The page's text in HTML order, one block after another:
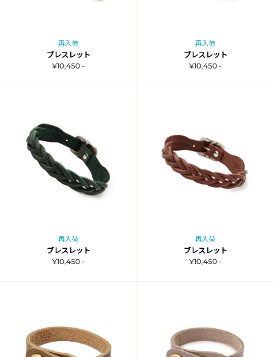
再入荷
ブレスレット
¥10,450 -
再入荷
ブレスレット
¥10,450 -
再入荷
ブレスレット
¥10,450 -
再入荷
ブレスレット
¥10,450 -